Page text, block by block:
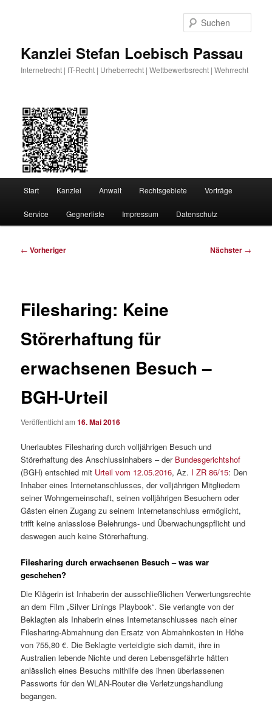
Kanzlei Stefan Loebisch Passau
Internetrecht | IT-Recht | Urheberrecht | Wettbewerbsrecht | Wehrrecht
Start Kanzlei Anwalt Rechtsgebiete Vorträge
Service Gegnerliste Impressum Datenschutz
Beitragsnavigation
← Vorheriger Nächster →
Filesharing: Keine
Störerhaftung für
erwachsenen Besuch –
BGH-Urteil
Veröffentlicht am16. Mai 2016
Unerlaubtes Filesharing durch volljährigen Besuch und
Störerhaftung des Anschlussinhabers – der Bundesgerichtshof
(BGH) entschied mit Urteil vom 12.05.2016, Az. I ZR 86/15: Den
Inhaber eines Internetanschlusses, der volljährigen Mitgliedern
seiner Wohngemeinschaft, seinen volljährigen Besuchern oder
Gästen einen Zugang zu seinem Internetanschluss ermöglicht,
trifft keine anlasslose Belehrungs- und Überwachungspflicht und
deswegen auch keine Störerhaftung.
Filesharing durch erwachsenen Besuch – was war
geschehen?
Die Klägerin ist Inhaberin der ausschließlichen Verwertungsrechte
an dem Film „Silver Linings Playbook“. Sie verlangte von der
Beklagten als Inhaberin eines Internetanschlusses nach einer
Filesharing-Abmahnung den Ersatz von Abmahnkosten in Höhe
von 755,80 €. Die Beklagte verteidigte sich damit, ihre in
Australien lebende Nichte und deren Lebensgefährte hätten
anlässlich eines Besuchs mithilfe des ihnen überlassenen
Passworts für den WLAN-Router die Verletzungshandlung
begangen.